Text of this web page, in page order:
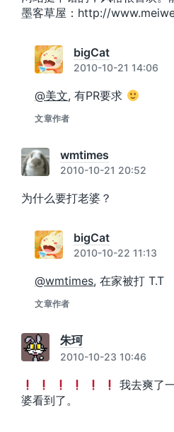
墨客草屋：http://
bigCat
2010-10-21 14:06
@美文, 有PR要求
文章作者
wmtimes
2010-10-21 20:52
为什么要打老婆？
bigCat
2010-10-22 11:13
@wmtimes, 在家被打 T.T
文章作者
朱珂
2010-10-23 10:46
我去爽了
婆看到了。